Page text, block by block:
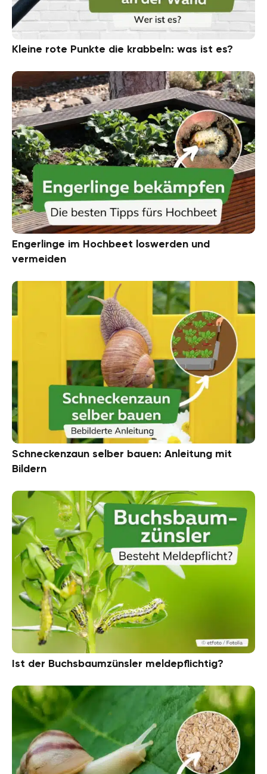
Kleine rote Punkte die krabbeln: was ist es?
Engerlinge im Hochbeet loswerden und
vermeiden
Schneckenzaun selber bauen: Anleitung mit
Bildern
Ist der Buchsbaumzünsler meldepflichtig?